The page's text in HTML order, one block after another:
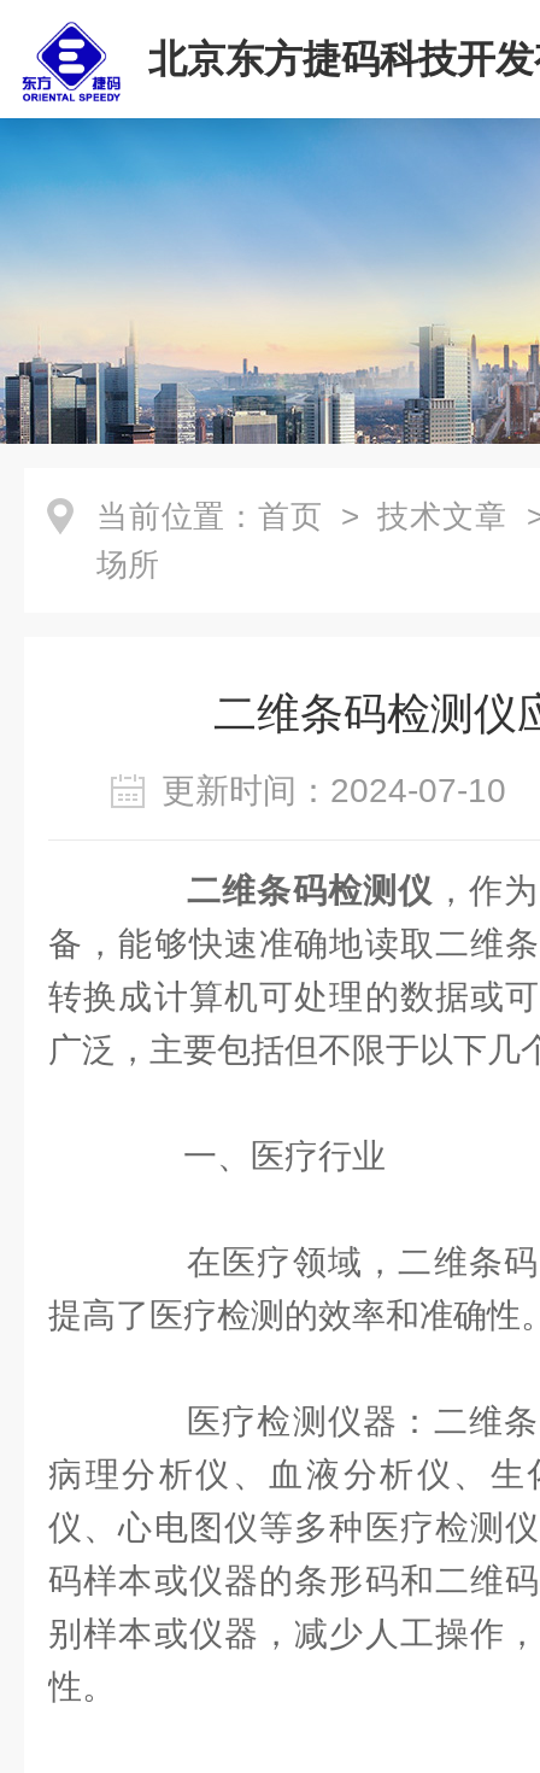
北京东方捷码科技开
司
当前位置： 首页 > 技术文章
场所
二维条码检测仪
更新时间：2024-07-
二维条码检测仪 ，作
备，能够快速准确地读取二维
转换成计算机可处理的数据或
广泛，主要包括但不限于以下几
一、医疗行业
在医疗领域，二维条码
提高了医疗检测的效率和准确性
医疗检测仪器：二维条
病理分析仪、血液分析仪、生
仪、心电图仪等多种医疗检测
码样本或仪器的条形码和二维
别样本或仪器，减少人工操作
性。